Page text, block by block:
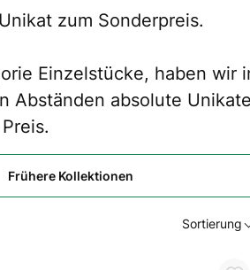
zum Sonderpreis.
Einzelstücke, haben wir
Abständen absolute
Frühere Kollektionen
Sortierung